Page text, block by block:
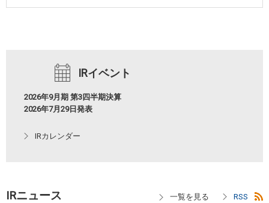
IRイベント
2026年9月期 第3四半期決算
2026年7月29日発表
IRカレンダー
IRニュース